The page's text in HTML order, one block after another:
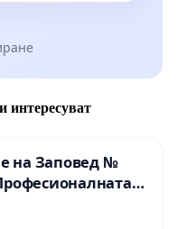
интересуват
на Заповед №
в
по икономика и